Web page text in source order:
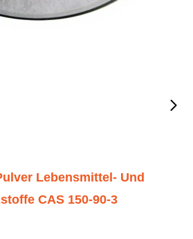
Lebensmittel- Und
CAS 150-90-3